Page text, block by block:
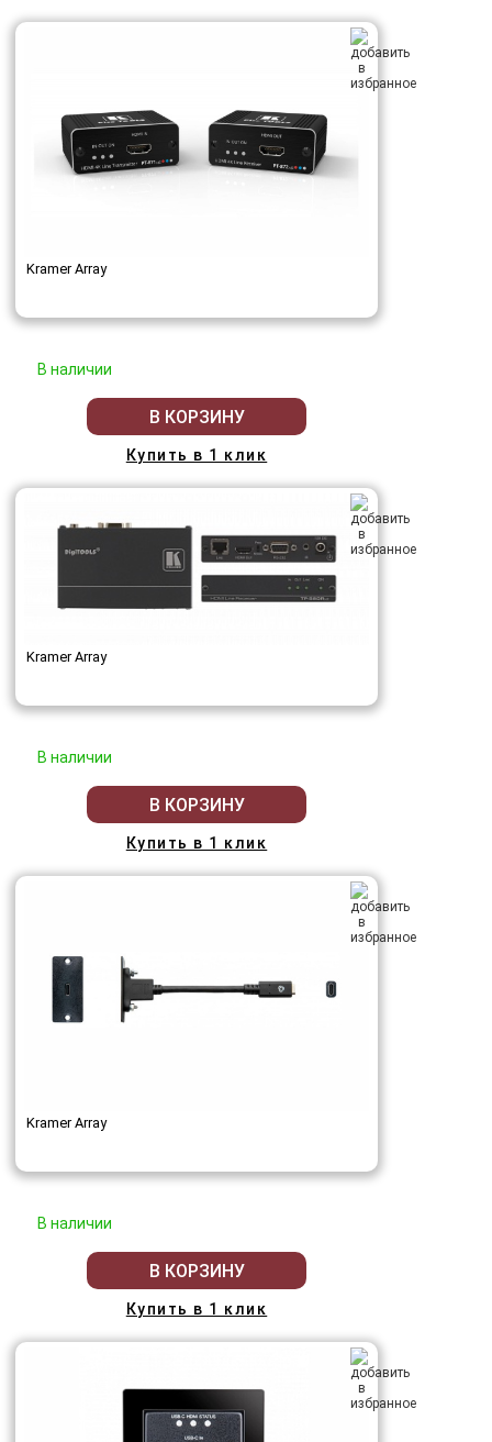
Kramer Array
В наличии
В КОРЗИНУ
Купить в 1 клик
Kramer Array
В наличии
В КОРЗИНУ
Купить в 1 клик
Kramer Array
В наличии
В КОРЗИНУ
Купить в 1 клик